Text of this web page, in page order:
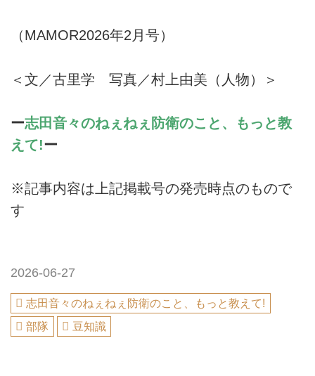
（MAMOR2026年2月号）
＜文／古里学 写真／村上由美（人物）＞
ー志田音々のねぇねぇ防衛のこと、もっと教
えて!ー
※記事内容は上記掲載号の発売時点のもので
す
2026-06-27
志田音々のねぇねぇ防衛のこと、もっと教えて!
部隊
豆知識